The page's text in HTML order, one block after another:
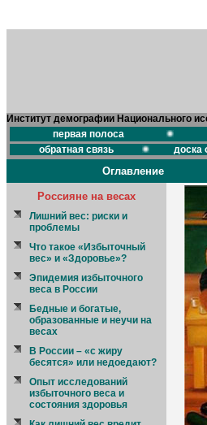
Институт демографии Национального
первая полоса
обратная связь
доска
Оглавление
Россияне на весах
Лишний вес: риски и
проблемы
Что такое «Избыточный
вес» и «Здоровье»?
Эпидемия избыточного
веса в России
Бедные и богатые,
образованные и неучи на
весах
В России – «с жиру
бесятся» или недоедают?
Опыт исследований
избыточного веса и
состояния здоровья